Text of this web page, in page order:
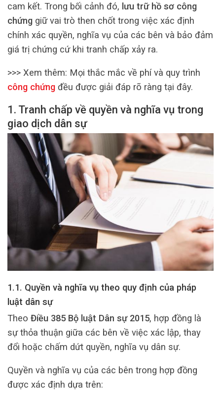
cam kết. Trong bối cảnh đó, lưu trữ hồ sơ công
chứng giữ vai trò then chốt trong việc xác định
chính xác quyền, nghĩa vụ của các bên và bảo đảm
giá trị chứng cứ khi tranh chấp xảy ra.
>>> Xem thêm: Mọi thắc mắc về phí và quy trình
công chứng đều được giải đáp rõ ràng tại đây.
1. Tranh chấp về quyền và nghĩa vụ trong
giao dịch dân sự
1.1. Quyền và nghĩa vụ theo quy định của pháp
luật dân sự
Theo Điều 385 Bộ luật Dân sự 2015, hợp đồng là
sự thỏa thuận giữa các bên về việc xác lập, thay
đổi hoặc chấm dứt quyền, nghĩa vụ dân sự.
Quyền và nghĩa vụ của các bên trong hợp đồng
được xác định dựa trên: